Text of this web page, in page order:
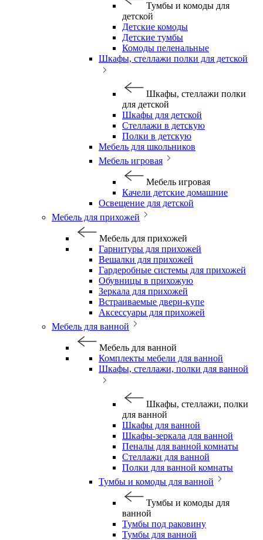
Тумбы и комоды для
детской
Детские комоды
Детские тумбы
Комоды пеленальные
Шкафы, стеллажи полки для детской
Шкафы, стеллажи полки
для детской
Шкафы для детской
Стеллажи в детскую
Полки в детскую
Мебель для школьников
Мебель игровая
Мебель игровая
Качели детские домашние
Освещение для детской
Мебель для прихожей
Мебель для прихожей
Гарнитуры для прихожей
Вешалки для прихожей
Гардеробные системы для прихожей
Обувницы в прихожую
Зеркала для прихожей
Встраиваемые двери-купе
Аксессуары для прихожей
Мебель для ванной
Мебель для ванной
Комплекты мебели для ванной
Шкафы, стеллажи, полки для ванной
Шкафы, стеллажи, полки
для ванной
Шкафы для ванной
Шкафы-зеркала для ванной
Пеналы для ванной комнаты
Стеллажи для ванной
Полки для ванной комнаты
Тумбы и комоды для ванной
Тумбы и комоды для
ванной
Тумбы под раковину
Тумбы для ванной